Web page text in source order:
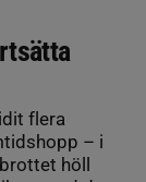
flera
– i
höll